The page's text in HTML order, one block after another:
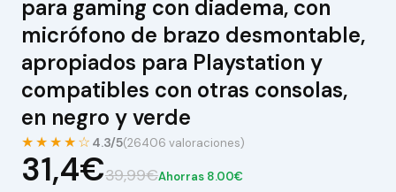
para gaming con diadema, con
micrófono de brazo desmontable,
apropiados para Playstation y
compatibles con otras consolas,
en negro y verde
★★★★☆ 4.3/5(26406 valoraciones)
31,4€39,99€Ahorras 8.00€